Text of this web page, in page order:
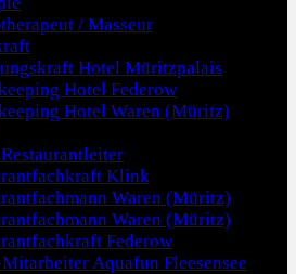
/ Masseur
Hotel Müritzpalais
Hotel Federow
Hotel Waren (Müritz)
Klink
Waren (Müritz)
Waren (Müritz)
Federow
Aquafun Fleesensee